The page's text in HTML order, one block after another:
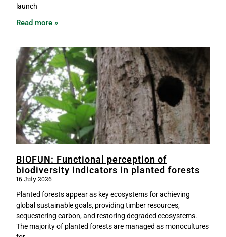
launch
Read more »
BIOFUN: Functional perception of
biodiversity indicators in planted forests
16 July 2026
Planted forests appear as key ecosystems for achieving
global sustainable goals, providing timber resources,
sequestering carbon, and restoring degraded ecosystems.
The majority of planted forests are managed as monocultures